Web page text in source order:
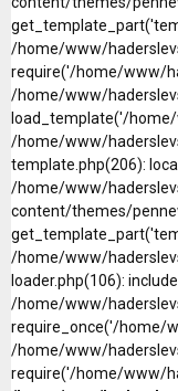
/home/www/
require('/home/www/
/home/www/
load_template('/
/home/www/
template.php(206):
/home/www/
content/themes/
/home/www/
loader.php(106):
/home/www/
require_once('/home/
/home/www/
require('/home/www/